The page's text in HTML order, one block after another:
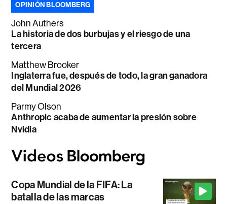
OPINIÓN BLOOMBERG
John Authers
La historia de dos burbujas y el riesgo de una
tercera
Matthew Brooker
Inglaterra fue, después de todo, la gran ganadora
del Mundial 2026
Parmy Olson
Anthropic acaba de aumentar la presión sobre
Nvidia
Copa Mundial de la FIFA: La
batalla de las marcas